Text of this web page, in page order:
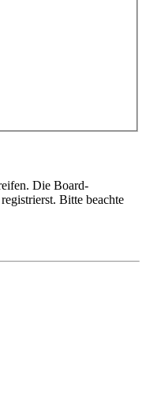
Die Board-
Bitte beachte